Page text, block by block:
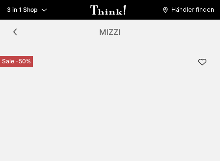
3 in 1 Shop Händler finden
MIZZI
Sale -50%